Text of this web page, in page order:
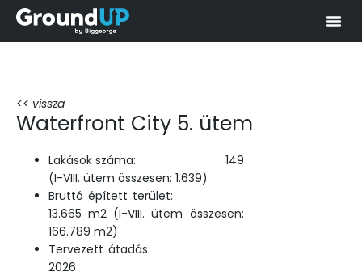
<< vissza
Waterfront City 5. ütem
Lakások száma: 149
(I-VIII. ütem összesen: 1.639)
Bruttó épített terület:
13.665 m2 (I-VIII. ütem összesen:
166.789 m2)
Tervezett átadás:
2026